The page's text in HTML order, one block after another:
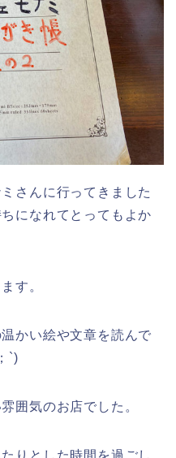
さんに行ってきました
になれてとってもよか
す。
かい絵や文章を読んで
`)
囲気のお店でした。